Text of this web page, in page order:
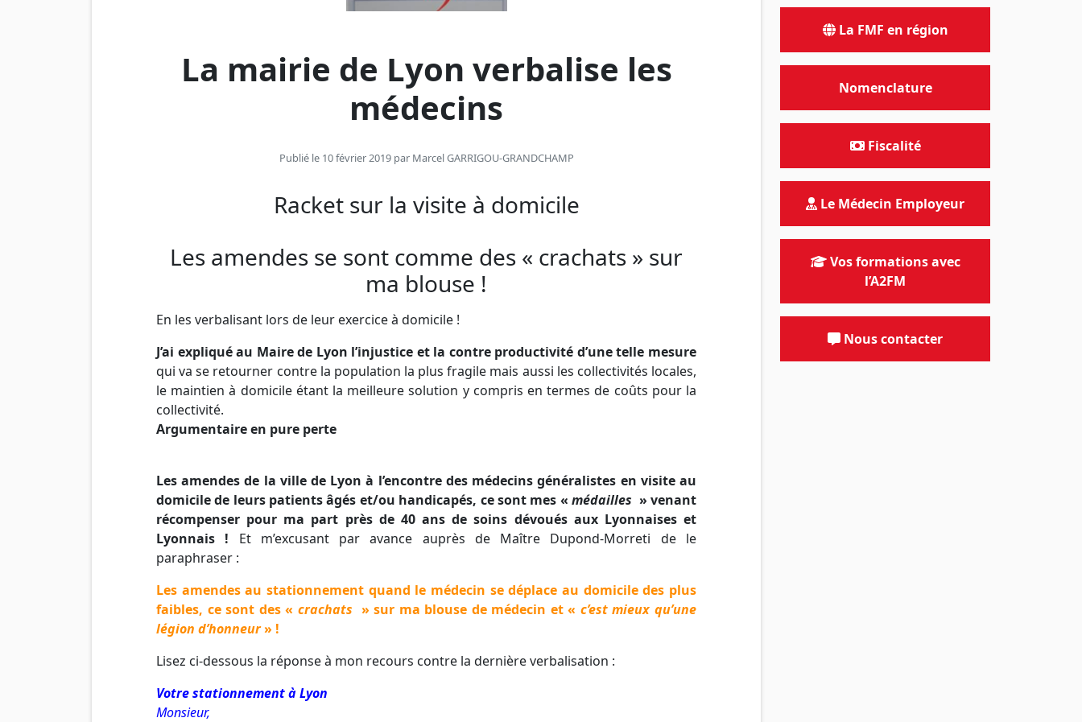
La mairie de Lyon verbalise les
médecins
Publié le 10 février 2019 par Marcel GARRIGOU-GRANDCHAMP
Racket sur la visite à domicile
Les amendes se sont comme des « crachats » sur
ma blouse !
En les verbalisant lors de leur exercice à domicile !
J’ai expliqué au Maire de Lyon l’injustice et la contre productivité d’une telle mesure
qui va se retourner contre la population la plus fragile mais aussi les collectivités locales,
le maintien à domicile étant la meilleure solution y compris en termes de coûts pour la
collectivité.
Argumentaire en pure perte
Les amendes de la ville de Lyon à l’encontre des médecins généralistes en visite au
domicile de leurs patients âgés et/ou handicapés, ce sont mes « médailles » venant
récompenser pour ma part près de 40 ans de soins dévoués aux Lyonnaises et
Lyonnais ! Et m’excusant par avance auprès de Maître Dupond-Morreti de le
paraphraser :
Les amendes au stationnement quand le médecin se déplace au domicile des plus
faibles, ce sont des « crachats » sur ma blouse de médecin et « c’est mieux qu’une
légion d’honneur» !
Lisez ci-dessous la réponse à mon recours contre la dernière verbalisation :
Votre stationnement à Lyon
Monsieur,
La FMF en région
Nomenclature
Fiscalité
Le Médecin Employeur
Vos formations avec
l’A2FM
Nous contacter